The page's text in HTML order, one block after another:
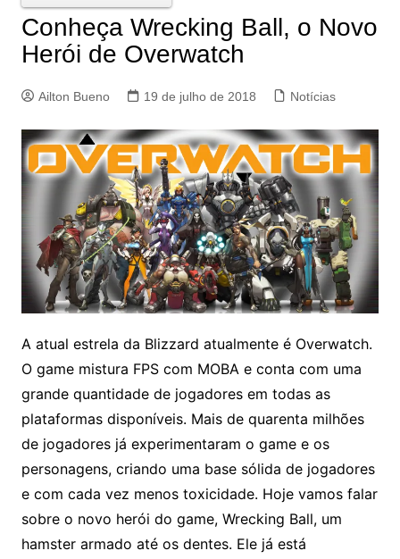
Conheça Wrecking Ball, o Novo
Herói de Overwatch
Ailton Bueno 19 de julho de 2018 Notícias
A atual estrela da Blizzard atualmente é Overwatch.
O game mistura FPS com MOBA e conta com uma
grande quantidade de jogadores em todas as
plataformas disponíveis. Mais de quarenta milhões
de jogadores já experimentaram o game e os
personagens, criando uma base sólida de jogadores
e com cada vez menos toxicidade. Hoje vamos falar
sobre o novo herói do game, Wrecking Ball, um
hamster armado até os dentes. Ele já está